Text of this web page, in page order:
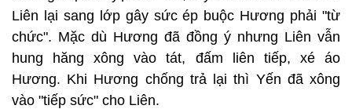
Liên lại sang lớp gây sức ép buộc Hương phải "từ
chức". Mặc dù Hương đã đồng ý nhưng Liên vẫn
hung hăng xông vào tát, đấm liên tiếp, xé áo
Hương. Khi Hương chống trả lại thì Yến đã xông
vào "tiếp sức" cho Liên.